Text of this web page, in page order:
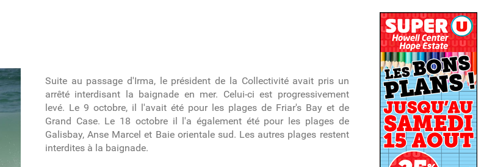
Suite au passage d'Irma, le président de la Collectivité avait pris un
arrêté interdisant la baignade en mer. Celui-ci est progressivement
levé. Le 9 octobre, il l'avait été pour les plages de Friar's Bay et de
Grand Case. Le 18 octobre il l'a également été pour les plages de
Galisbay, Anse Marcel et Baie orientale sud. Les autres plages restent
interdites à la baignade.